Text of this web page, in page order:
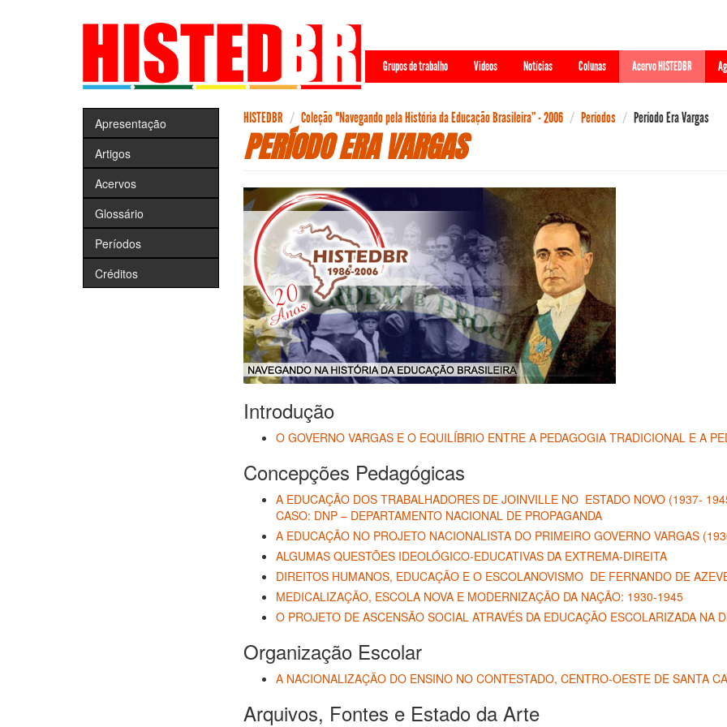
Grupos de trabalho Videos Notícias Colunas Acervo HISTEDBR
Apresentação
Artigos
Acervos
Glossário
Períodos
Créditos
HISTEDBR Coleção "Navegando pela História da Educação Brasileira” - 2006 Períodos Período Era Vargas
PERÍODO ERA VARGAS
Introdução
O GOVERNO VARGAS E O EQUILÍBRIO ENTRE A PEDAGOGIA TRADICIONAL E A
Concepções Pedagógicas
A EDUCAÇÃO DOS TRABALHADORES DE JOINVILLE NO ESTADO NOVO (1937-
CASO: DNP – DEPARTAMENTO NACIONAL DE PROPAGANDA
A EDUCAÇÃO NO PROJETO NACIONALISTA DO PRIMEIRO GOVERNO VARGAS
ALGUMAS QUESTÕES IDEOLÓGICO-EDUCATIVAS DA EXTREMA-DIREITA
DIREITOS HUMANOS, EDUCAÇÃO E O ESCOLANOVISMO DE FERNANDO DE
MEDICALIZAÇÃO, ESCOLA NOVA E MODERNIZAÇÃO DA NAÇÃO: 1930-1945
O PROJETO DE ASCENSÃO SOCIAL ATRAVÉS DA EDUCAÇÃO ESCOLARIZADA NA
Organização Escolar
A NACIONALIZAÇÃO DO ENSINO NO CONTESTADO, CENTRO-OESTE DE SANTA
Arquivos, Fontes e Estado da Arte